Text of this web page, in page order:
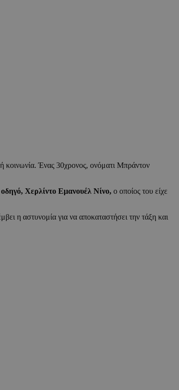
κοινωνία. Ένας 30χρονος, ονόματι Μπράντον
Χερλίντο Εμανουέλ Νίνο, ο οποίος του είχε
η αστυνομία για να αποκαταστήσει την τάξη και